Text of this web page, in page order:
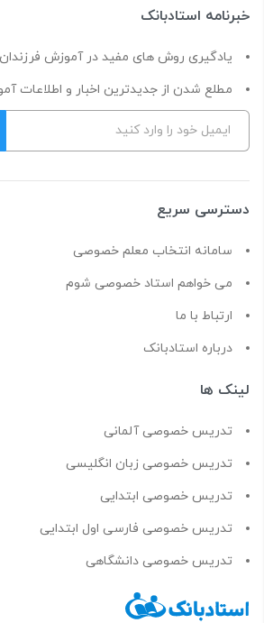
خبرنامه استادبانک
یادگیری روش های مفید در آموزش فرزندان
مطلع شدن از جدیدترین اخبار و اطلاعات
دسترسی سریع
سامانه انتخاب معلم خصوصی
می خواهم استاد خصوصی شوم
ارتباط با ما
درباره استادبانک
لینک ها
تدریس خصوصی آلمانی
تدریس خصوصی زبان انگلیسی
تدریس خصوصی ابتدایی
تدریس خصوصی فارسی اول ابتدایی
تدریس خصوصی دانشگاهی